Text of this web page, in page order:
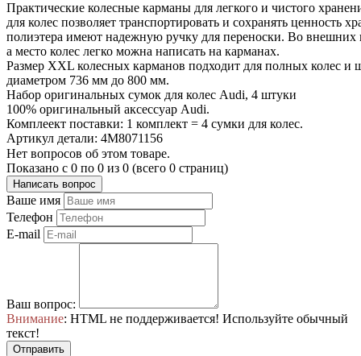
Практические колесные карманы для легкого и чистого
для колес позволяет транспортировать и сохранять
полиэтера имеют надежную ручку для переноски. Во внешних
а место колес легко можна написать на карманах.
Размер XXL колесных карманов подходит для полных колес
диаметром 736 мм до 800 мм.
Набор оригинальных сумок для колес Audi, 4 штуки
100% оригинальный аксессуар Audi.
Комплеект поставки: 1 комплект = 4 сумки для колес.
Артикул детали: 4M8071156
Нет вопросов об этом товаре.
Показано с 0 по 0 из 0 (всего 0 страниц)
Написать вопрос
Ваше имя
Телефон
E-mail
Ваш вопрос:
Внимание: HTML не поддерживается! Используйте обычный
текст!
Отправить